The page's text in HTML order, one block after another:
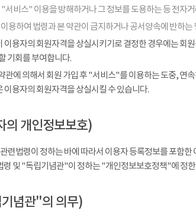
"서비스" 이용을 방해하거나 그 정보를 도용하는 등 전자
용하여 법령과 본 약관이 금지하거나 공서양속에 반하는
용자의 회원자격을 상실시키기로 결정한 경우에는 회
기회를 부여합니다.
관에 의해서 회원 가입 후 "서비스"를 이용하는 도중, 연
용자의 회원자격을 상실시킬 수 있습니다.
의 개인정보보호)
련법령이 정하는 바에 따라서 이용자 등록정보를 포함
령 및 "독립기념관"이 정하는 "개인정보보호정책"에 정한
념관"의 의무)